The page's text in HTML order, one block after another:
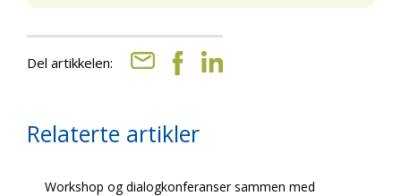
Del artikkelen:
Relaterte artikler
Workshop og dialogkonferanser sammen med